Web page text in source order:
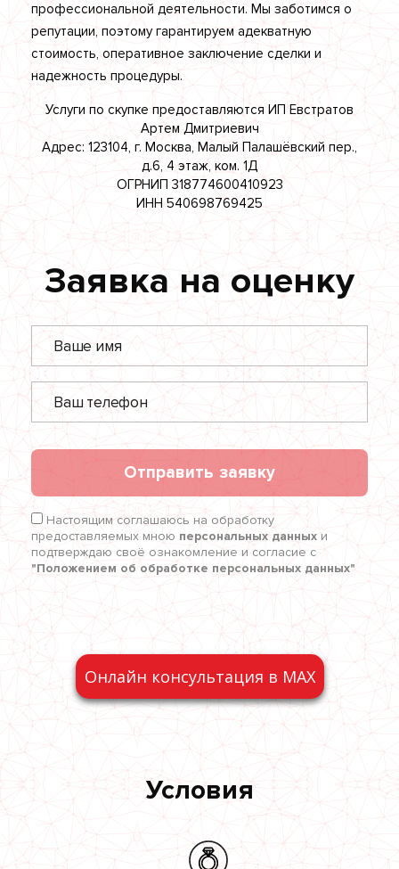
профессиональной деятельности. Мы заботимся о
репутации, поэтому гарантируем адекватную
стоимость, оперативное заключение сделки и
надежность процедуры.
Услуги по скупке предоставляются ИП Евстратов
Артем Дмитриевич
Адрес: 123104, г. Москва, Малый Палашёвский пер.,
д.6, 4 этаж, ком. 1Д
ОГРНИП 318774600410923
ИНН 540698769425
Заявка на оценку
Отправить заявку
Настоящим соглашаюсь на обработку
предоставляемых мною персональных данных и
подтверждаю своё ознакомление и согласие с
"Положением об обработке персональных данных"
Онлайн консультация в MAX
Условия